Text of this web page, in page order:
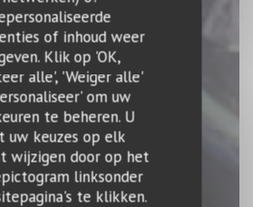
of inhoud weer
Klik op 'OK,
alle', 'Weiger alle'
om uw
te beheren. U
uw keuzes op elk
wijzigen door op het
linksonder
te klikken.
& BAR|LUXEMBOURG
EEN TAFEL